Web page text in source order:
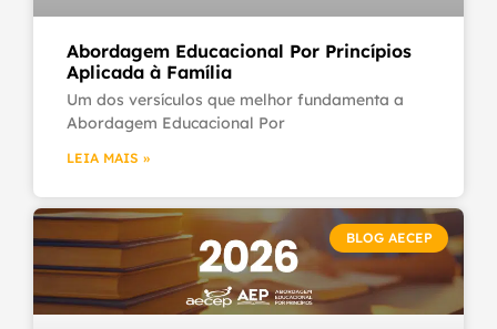
Abordagem Educacional Por Princípios
Aplicada à Família
Um dos versículos que melhor fundamenta a
Abordagem Educacional Por
LEIA MAIS »
BLOG AECEP